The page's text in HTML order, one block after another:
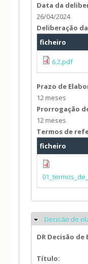
Data da
26/04/2024
Deliberação da
ficheiro
6.2.pdf
Prazo de
12 meses
Prorrogação
12 meses
Termos de
ficheiro
Ocultar
Decisão de
DR Decisão de
Título: